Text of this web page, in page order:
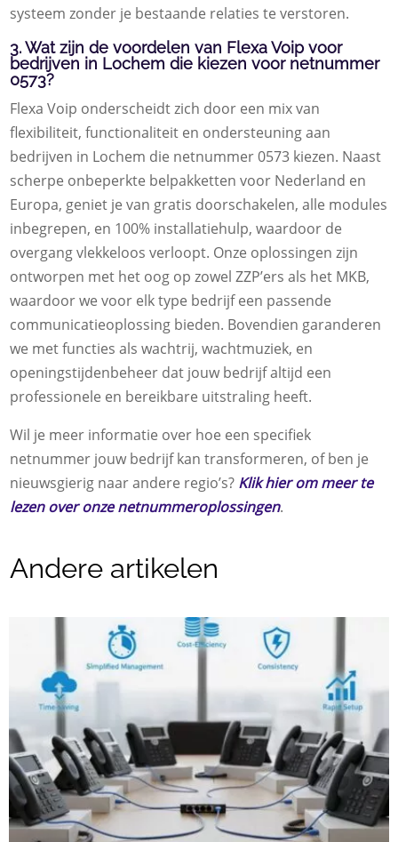
systeem zonder je bestaande relaties te verstoren.
3. Wat zijn de voordelen van Flexa Voip voor
bedrijven in Lochem die kiezen voor netnummer
0573?
Flexa Voip onderscheidt zich door een mix van
flexibiliteit, functionaliteit en ondersteuning aan
bedrijven in Lochem die netnummer 0573 kiezen. Naast
scherpe onbeperkte belpakketten voor Nederland en
Europa, geniet je van gratis doorschakelen, alle modules
inbegrepen, en 100% installatiehulp, waardoor de
overgang vlekkeloos verloopt. Onze oplossingen zijn
ontworpen met het oog op zowel ZZP’ers als het MKB,
waardoor we voor elk type bedrijf een passende
communicatieoplossing bieden. Bovendien garanderen
we met functies als wachtrij, wachtmuziek, en
openingstijdenbeheer dat jouw bedrijf altijd een
professionele en bereikbare uitstraling heeft.
Wil je meer informatie over hoe een specifiek
netnummer jouw bedrijf kan transformeren, of ben je
nieuwsgierig naar andere regio’s? Klik hier om meer te
lezen over onze netnummeroplossingen.
Andere artikelen